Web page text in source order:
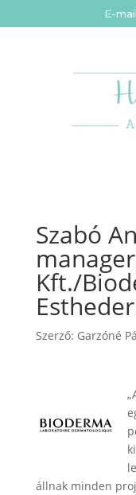
E-
Szabó
Kft./
Szerző: Garzóné
állnak minden